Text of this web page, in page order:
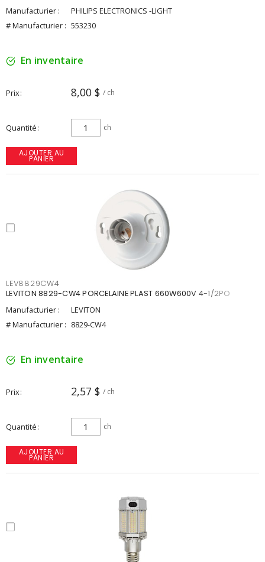
Manufacturier :
PHILIPS ELECTRONICS -LIGHT
# Manufacturier : 553230
En inventaire
Prix 8,00 $ / ch
Quantité ch
AJOUTER AU
PANIER
LEV8829CW4
LEVITON 8829-CW4 PORCELAINE PLAST 660W600V 4-1/2PO
Manufacturier :
LEVITON
# Manufacturier : 8829-CW4
En inventaire
Prix 2,57 $ / ch
Quantité ch
AJOUTER AU
PANIER